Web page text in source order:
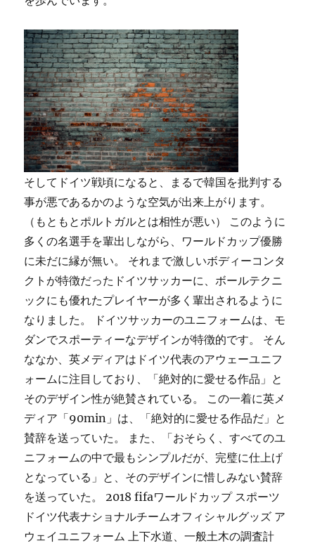
そしてドイツ戦頃になると、まるで韓国を批判する
事が悪であるかのような空気が出来上がります。
（もともとポルトガルとは相性が悪い） このように
多くの名選手を輩出しながら、ワールドカップ優勝
に未だに縁が無い。 それまで激しいボディーコンタ
クトが特徴だったドイツサッカーに、ボールテクニ
ックにも優れたプレイヤーが多く輩出されるように
なりました。 ドイツサッカーのユニフォームは、モ
ダンでスポーティーなデザインが特徴的です。 そん
ななか、英メディアはドイツ代表のアウェーユニフ
ォームに注目しており、「絶対的に愛せる作品」と
そのデザイン性が絶賛されている。 この一着に英メ
ディア「90min」は、「絶対的に愛せる作品だ」と
賛辞を送っていた。 また、「おそらく、すべてのユ
ニフォームの中で最もシンプルだが、完璧に仕上げ
となっている」と、そのデザインに惜しみない賛辞
を送っていた。 2018 fifaワールドカップ スポーツ
ドイツ代表ナショナルチームオフィシャルグッズ ア
ウェイユニフォーム 上下水道、一般土木の調査計